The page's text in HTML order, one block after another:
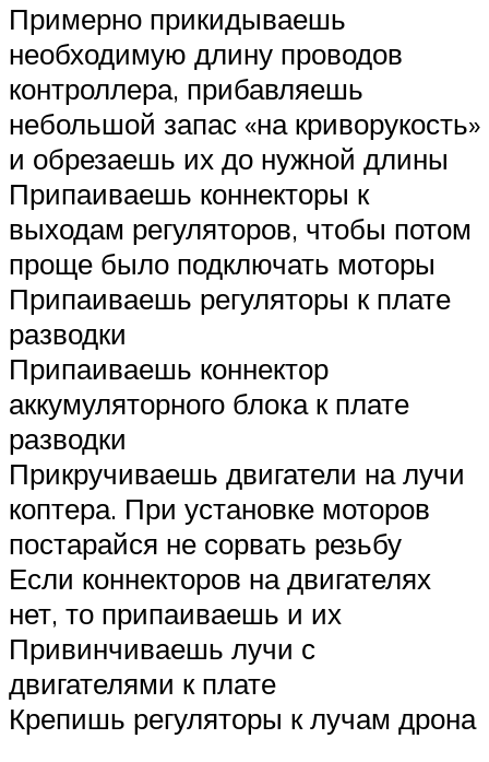
Примерно прикидываешь
необходимую длину проводов
контроллера, прибавляешь
небольшой запас «на криворукость»
и обрезаешь их до нужной длины
Припаиваешь коннекторы к
выходам регуляторов, чтобы потом
проще было подключать моторы
Припаиваешь регуляторы к плате
разводки
Припаиваешь коннектор
аккумуляторного блока к плате
разводки
Прикручиваешь двигатели на лучи
коптера. При установке моторов
постарайся не сорвать резьбу
Если коннекторов на двигателях
нет, то припаиваешь и их
Привинчиваешь лучи с
двигателями к плате
Крепишь регуляторы к лучам дрона